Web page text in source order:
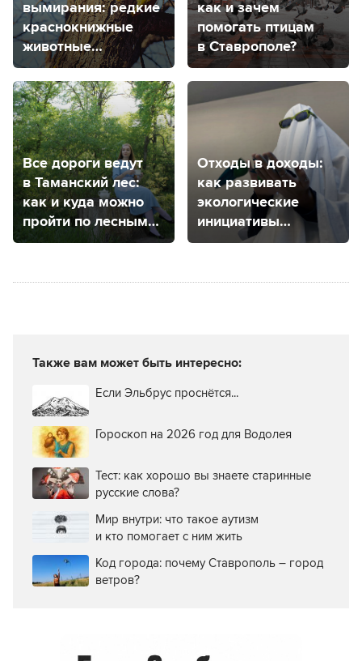
вымирания: редкие
краснокнижные
животные
Ставропольского
края
как и зачем
помогать птицам
в Ставрополе?
Все дороги ведут
в Таманский лес:
как и куда можно
пройти по лесным
тропам
Отходы в доходы:
как развивать
экологические
инициативы
на Ставрополье
ли монетизировать
Также вам может быть интересно:
Если Эльбрус проснётся...
Гороскоп на 2026 год для Водолея
Тест: как хорошо вы знаете старинные
русские слова?
Мир внутри: что такое аутизм
и кто помогает с ним жить
Код города: почему Ставрополь – город
ветров?